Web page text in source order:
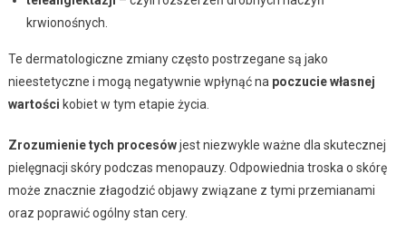
krwionośnych.
Te dermatologiczne zmiany często postrzegane są jako
nieestetyczne i mogą negatywnie wpłynąć na poczucie własnej
wartości kobiet w tym etapie życia.
Zrozumienie tych procesówjest niezwykle ważne dla skutecznej
pielęgnacji skóry podczas menopauzy. Odpowiednia troska o skórę
może znacznie złagodzić objawy związane z tymi przemianami
oraz poprawić ogólny stan cery.